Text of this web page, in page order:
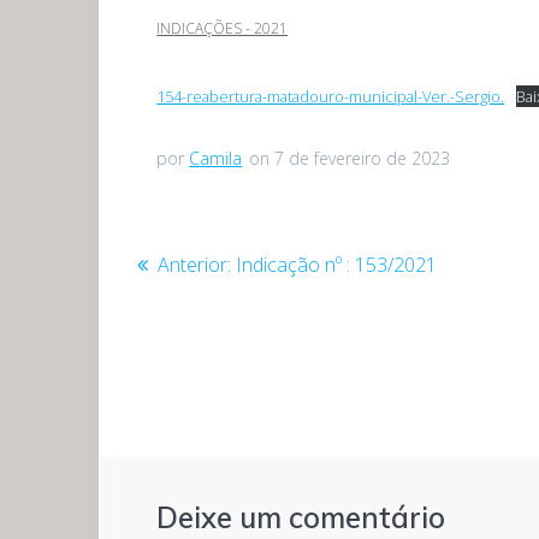
INDICAÇÕES - 2021
154-reabertura-matadouro-municipal-Ver.-Sergio.
por Camila on 7 de fevereiro de 2023
Navegação
Anterior: Post
Indicação nº : 153/2021
Deixe um comentário